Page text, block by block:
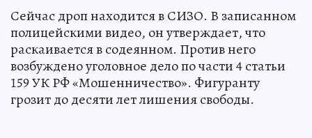
Сейчас дроп находится в СИЗО. В записанном
полицейскими видео, он утверждает, что
раскаивается в содеянном. Против него
возбуждено уголовное дело по части 4 статьи
159 УК РФ «Мошенничество». Фигуранту
грозит до десяти лет лишения свободы.